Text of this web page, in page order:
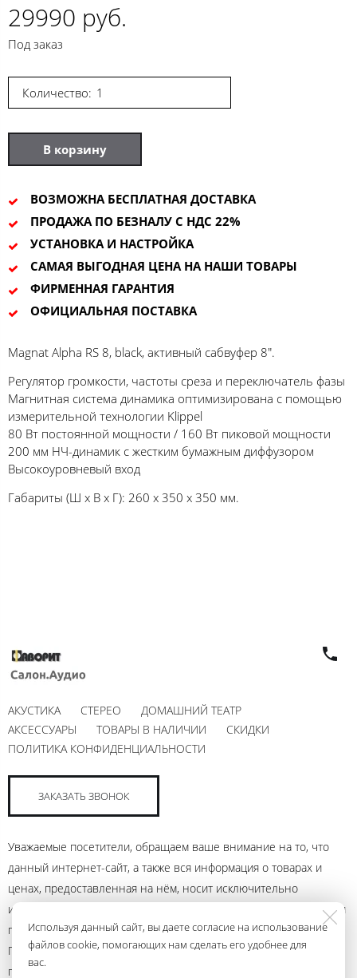
29990 руб.
Под заказ
Количество:
В корзину
ВОЗМОЖНА БЕСПЛАТНАЯ ДОСТАВКА
ПРОДАЖА ПО БЕЗНАЛУ С НДС 22%
УСТАНОВКА И НАСТРОЙКА
САМАЯ ВЫГОДНАЯ ЦЕНА НА НАШИ ТОВАРЫ
ФИРМЕННАЯ ГАРАНТИЯ
ОФИЦИАЛЬНАЯ ПОСТАВКА
Magnat Alpha RS 8, black, активный сабвуфер 8".
Регулятор громкости, частоты среза и переключатель фазы
Магнитная система динамика оптимизирована с помощью
измерительной технологии Klippel
80 Вт постоянной мощности / 160 Вт пиковой мощности
200 мм НЧ-динамик с жестким бумажным диффузором
Высокоуровневый вход
Габариты (Ш х В х Г): 260 x 350 x 350 мм.
Используя данный сайт, вы даете согласие на использование
файлов cookie, помогающих нам сделать его удобнее для
вас.
АКУСТИКА СТЕРЕО
ДОМАШНИЙ ТЕАТР
АКСЕССУАРЫ
ТОВАРЫ В НАЛИЧИИ
СКИДКИ
ПОЛИТИКА КОНФИДЕНЦИАЛЬНОСТИ
ЗАКАЗАТЬ ЗВОНОК
Уважаемые посетители, обращаем ваше внимание на то, что
данный интернет-сайт, а также вся информация о товарах и
ценах, предоставленная на нём, носит исключительно
информационный характер и ни при каких условиях не является
публичной офертой, определяемой положениями Статьи 437
Гражданского кодекса Российской Федерации. Для получения
подробной информации о наличии и стоимости указанных